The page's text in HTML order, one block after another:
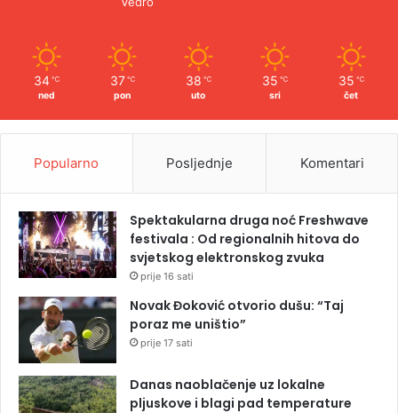
34 ℃
ned
37 ℃
pon
38 ℃
uto
35 ℃
sri
35 ℃
čet
Popularno Posljednje Komentari
Spektakularna druga noć Freshwave
festivala : Od regionalnih hitova do
svjetskog elektronskog zvuka
prije 16 sati
Novak Đoković otvorio dušu: “Taj
poraz me uništio”
prije 17 sati
Danas naoblačenje uz lokalne
pljuskove i blagi pad temperature